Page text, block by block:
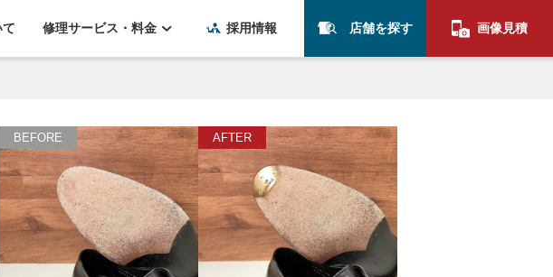
修理サービス・料金 採用情報 店舗を探す 画像見積